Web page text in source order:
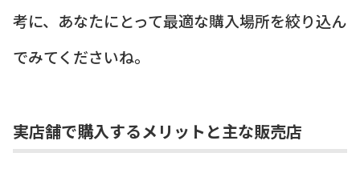
考に、あなたにとって最適な購入場所を絞り込ん
でみてくださいね。
実店舗で購入するメリットと主な販売店